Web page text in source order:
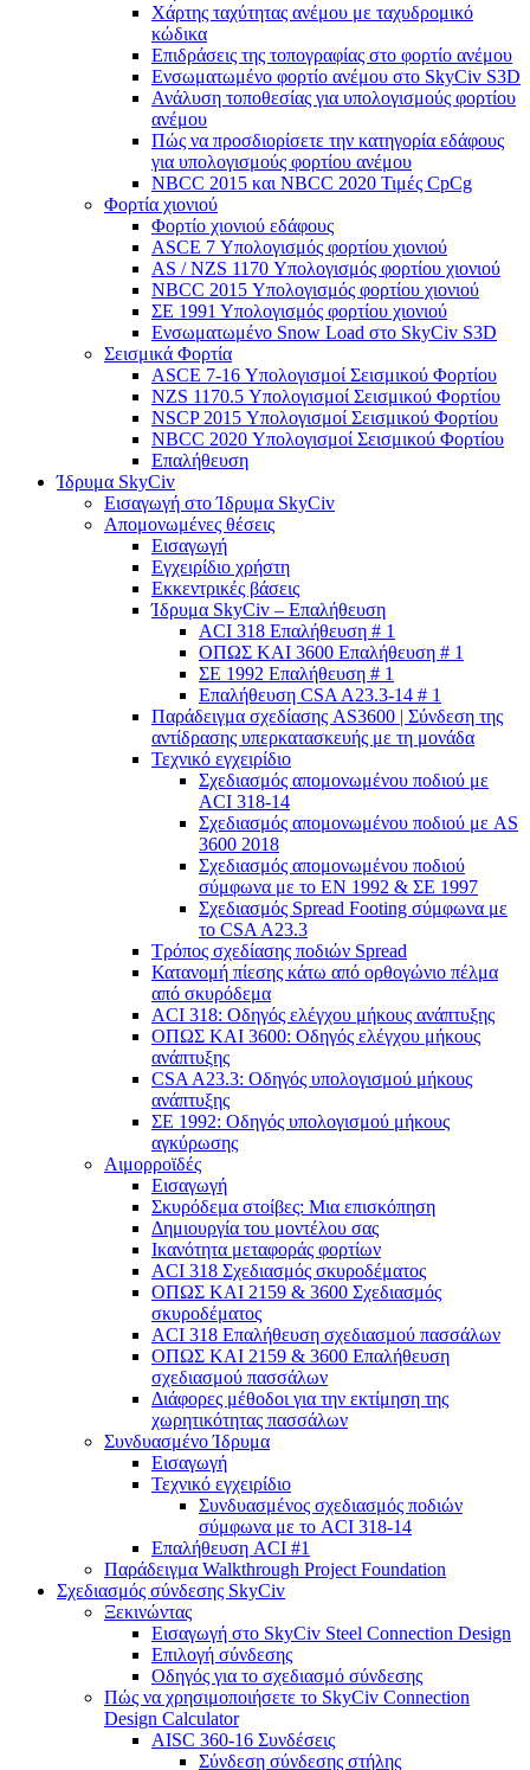
Χάρτης ταχύτητας ανέμου με ταχυδρομικό
κώδικα
Επιδράσεις της τοπογραφίας στο φορτίο ανέμου
Ενσωματωμένο φορτίο ανέμου στο SkyCiv S3D
Ανάλυση τοποθεσίας για υπολογισμούς φορτίου
ανέμου
Πώς να προσδιορίσετε την κατηγορία εδάφους
για υπολογισμούς φορτίου ανέμου
NBCC 2015 και NBCC 2020 Τιμές CpCg
Φορτία χιονιού
Φορτίο χιονιού εδάφους
ASCE 7 Υπολογισμός φορτίου χιονιού
AS / NZS 1170 Υπολογισμός φορτίου χιονιού
NBCC 2015 Υπολογισμός φορτίου χιονιού
ΣΕ 1991 Υπολογισμός φορτίου χιονιού
Ενσωματωμένο Snow Load στο SkyCiv S3D
Σεισμικά Φορτία
ASCE 7-16 Υπολογισμοί Σεισμικού Φορτίου
NZS 1170.5 Υπολογισμοί Σεισμικού Φορτίου
NSCP 2015 Υπολογισμοί Σεισμικού Φορτίου
NBCC 2020 Υπολογισμοί Σεισμικού Φορτίου
Επαλήθευση
Ίδρυμα SkyCiv
Εισαγωγή στο Ίδρυμα SkyCiv
Απομονωμένες θέσεις
Εισαγωγή
Εγχειρίδιο χρήστη
Εκκεντρικές βάσεις
Ίδρυμα SkyCiv – Επαλήθευση
ACI 318 Επαλήθευση # 1
ΟΠΩΣ ΚΑΙ 3600 Επαλήθευση # 1
ΣΕ 1992 Επαλήθευση # 1
Επαλήθευση CSA A23.3-14 # 1
Παράδειγμα σχεδίασης AS3600 | Σύνδεση της
αντίδρασης υπερκατασκευής με τη μονάδα
Τεχνικό εγχειρίδιο
Σχεδιασμός απομονωμένου ποδιού με
ACI 318-14
Σχεδιασμός απομονωμένου ποδιού με AS
3600 2018
Σχεδιασμός απομονωμένου ποδιού
σύμφωνα με το ΕΝ 1992 & ΣΕ 1997
Σχεδιασμός Spread Footing σύμφωνα με
το CSA A23.3
Τρόπος σχεδίασης ποδιών Spread
Κατανομή πίεσης κάτω από ορθογώνιο πέλμα
από σκυρόδεμα
ACI 318: Οδηγός ελέγχου μήκους ανάπτυξης
ΟΠΩΣ ΚΑΙ 3600: Οδηγός ελέγχου μήκους
ανάπτυξης
CSA A23.3: Οδηγός υπολογισμού μήκους
ανάπτυξης
ΣΕ 1992: Οδηγός υπολογισμού μήκους
αγκύρωσης
Αιμορροϊδές
Εισαγωγή
Σκυρόδεμα στοίβες: Μια επισκόπηση
Δημιουργία του μοντέλου σας
Ικανότητα μεταφοράς φορτίων
ACI 318 Σχεδιασμός σκυροδέματος
ΟΠΩΣ ΚΑΙ 2159 & 3600 Σχεδιασμός
σκυροδέματος
ACI 318 Επαλήθευση σχεδιασμού πασσάλων
ΟΠΩΣ ΚΑΙ 2159 & 3600 Επαλήθευση
σχεδιασμού πασσάλων
Διάφορες μέθοδοι για την εκτίμηση της
χωρητικότητας πασσάλων
Συνδυασμένο Ίδρυμα
Εισαγωγή
Τεχνικό εγχειρίδιο
Συνδυασμένος σχεδιασμός ποδιών
σύμφωνα με το ACI 318-14
Επαλήθευση ACI #1
Παράδειγμα Walkthrough Project Foundation
Σχεδιασμός σύνδεσης SkyCiv
Ξεκινώντας
Εισαγωγή στο SkyCiv Steel Connection Design
Επιλογή σύνδεσης
Οδηγός για το σχεδιασμό σύνδεσης
Πώς να χρησιμοποιήσετε το SkyCiv Connection
Design Calculator
AISC 360-16 Συνδέσεις
Σύνδεση σύνδεσης στήλης